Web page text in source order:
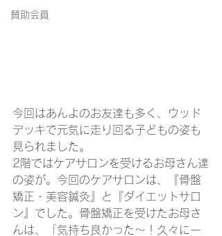
賛助会員
今回はあんよのお友達も多く、ウッド
デッキで元気に走り回る子どもの姿も
見られました。
2階ではケアサロンを受けるお母さん達
の姿が。今回のケアサロンは、『骨盤
矯正・美容鍼灸』と『ダイエットサロ
ン』でした。骨盤矯正を受けたお母さ
んは、「気持ち良かった～！久々に一